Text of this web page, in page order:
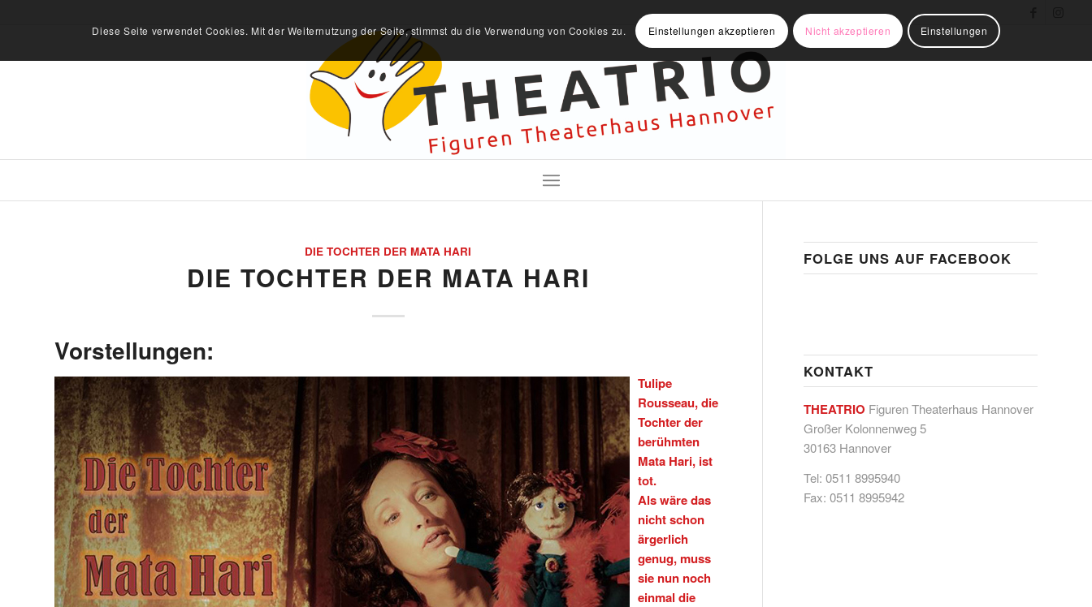
DIE TOCHTER DER MATA HARI
DIE TOCHTER DER MATA HARI
Vorstellungen:
Tulipe
Rousseau, die
Tochter der
berühmten
Mata Hari, ist
tot.
Als wäre das
nicht schon
ärgerlich
genug, muss
sie nun noch
einmal die
FOLGE UNS AUF FACEBOOK
KONTAKT
THEATRIO Figuren Theaterhaus Hannover
Großer Kolonnenweg 5
30163 Hannover
Tel: 0511 8995940
Fax: 0511 8995942
Diese Seite verwendet Cookies. Mit der Weiternutzung der Seite, stimmst du die Verwendung von Cookies zu. Einstellungen akzeptieren Nicht akzeptieren Einstellungen